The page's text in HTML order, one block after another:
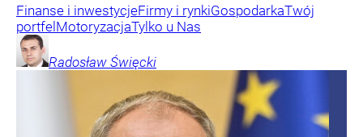
Finanse i inwestycjeFirmy i rynkiGospodarkaTwój
portfel MotoryzacjaTylko u Nas
Radosław Święcki